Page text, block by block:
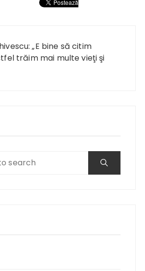
„E bine să citim
trăim mai multe vieţi şi